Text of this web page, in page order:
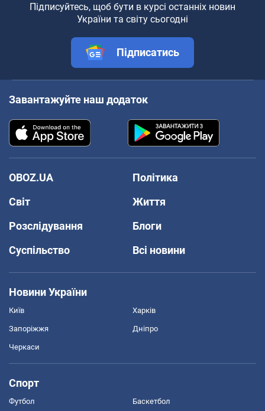
Підписуйтесь, щоб бути в курсі останніх новин
України та світу сьогодні
Підписатись
Завантажуйте наш додаток
OBOZ.UA
Політика
Світ
Життя
Розслідування
Блоги
Суспільство
Всі новини
Новини України
Київ Харків
Запоріжжя Дніпро
Черкаси
Спорт
Футбол Баскетбол